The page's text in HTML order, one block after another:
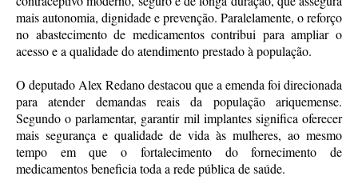
mais autonomia, dignidade e prevenção. Paralelamente, o reforço
no abastecimento de medicamentos contribui para ampliar o
acesso e a qualidade do atendimento prestado à população.
O deputado Alex Redano destacou que a emenda foi direcionada
para atender demandas reais da população ariquemense.
Segundo o parlamentar, garantir mil implantes significa oferecer
mais segurança e qualidade de vida às mulheres, ao mesmo
tempo em que o fortalecimento do fornecimento de
medicamentos beneficia toda a rede pública de saúde.